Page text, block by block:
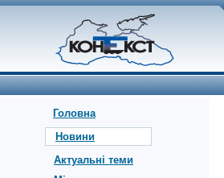
Головна
Новини
Актуальні теми